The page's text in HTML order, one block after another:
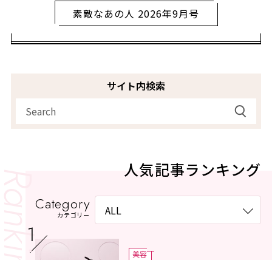
素敵なあの人 2026年9月号
サイト内検索
人気記事ランキング
Category
カテゴリー
美容